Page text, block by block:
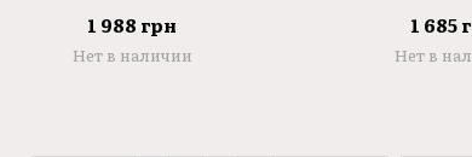
1 988 грн
Нет в наличии
1 685
Нет в